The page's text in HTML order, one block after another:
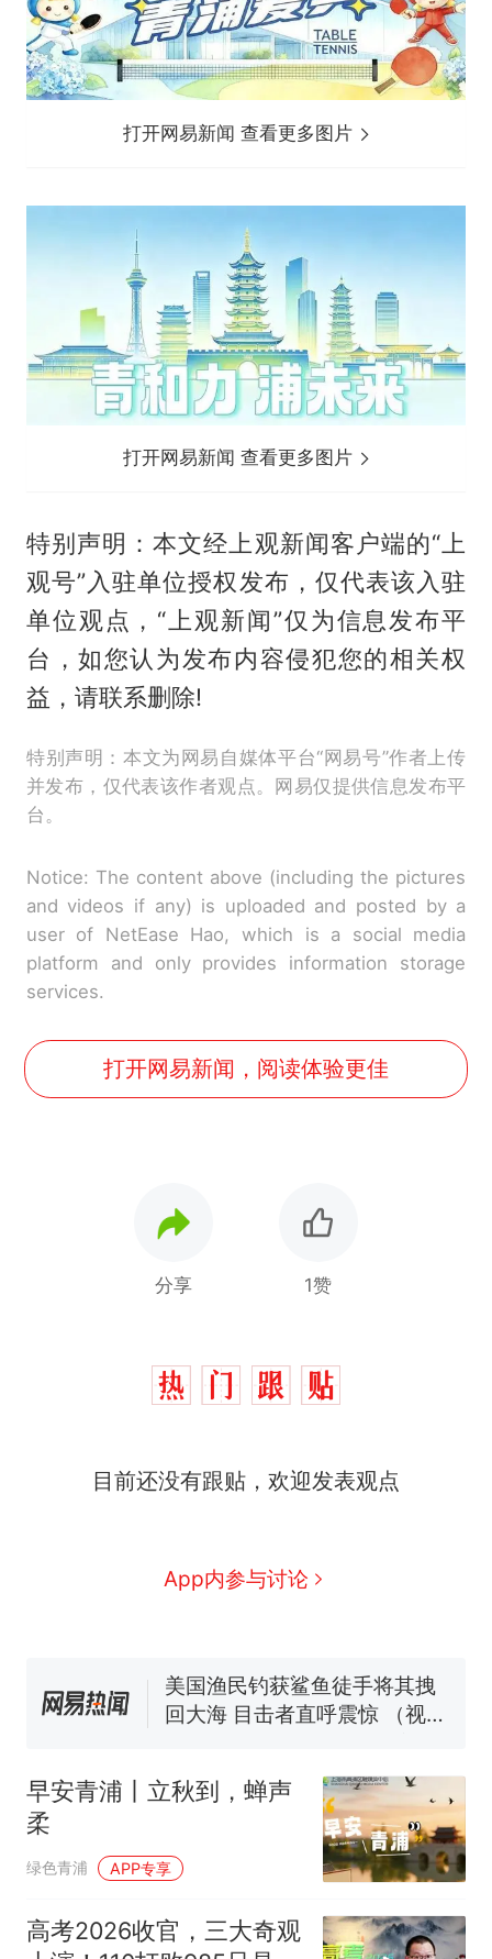
打开网易新闻 查看更多图片
打开网易新闻 查看更多图片
特别声明：本文经上观新闻客户端的“上
观号”入驻单位授权发布，仅代表该入驻
单位观点，“上观新闻”仅为信息发布平
台，如您认为发布内容侵犯您的相关权
益，请联系删除!
特别声明：本文为网易自媒体平台“网易号”作者上传
并发布，仅代表该作者观点。网易仅提供信息发布平
台。
Notice: The content above (including the pictures
and videos if any) is uploaded and posted by a
user of NetEase Hao, which is a social media
platform and only provides information storage
services.
打开网易新闻，阅读体验更佳
分享 1赞
目前还没有跟贴，欢迎发表观点
App内参与讨论
热
那个在床头放菜刀的女孩，
么？
协会回应
男子上山采菌偶然发现鸡枞菌
窝，原地守1天等它长大：挖了
来源：参考消息）
笔试第一被第二名传话劝弃考
官方通报
因老师一句“跟我回家”改写了
人生
早安青浦丨立秋到，蝉声
柔
绿色青浦 APP专享
高考2026收官，三大奇观